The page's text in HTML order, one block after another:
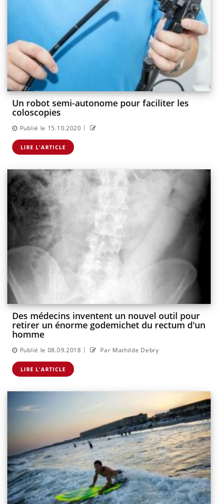
Un robot semi-autonome pour faciliter les
coloscopies
Publié le 15.10.2020 |
LIRE L'ARTICLE
Des médecins inventent un nouvel outil pour
retirer un énorme godemichet du rectum d'un
homme
Publié le 08.09.2018 | Par Mathilde Debry
LIRE L'ARTICLE